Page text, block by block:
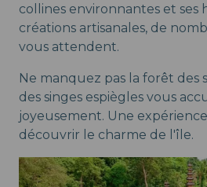
collines environnantes et ses
créations artisanales, de
vous attendent.
Ne manquez pas la forêt des
des singes espiègles vous
joyeusement. Une
découvrir le charme de l'île.